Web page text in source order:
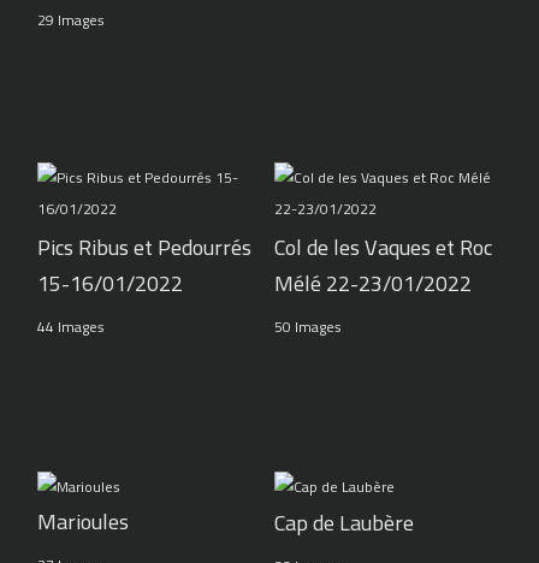
29 Images
Pics Ribus et Pedourrés
15-16/01/2022
44 Images
Col de les Vaques et Roc
Mélé 22-23/01/2022
50 Images
Marioules Cap de Laubère